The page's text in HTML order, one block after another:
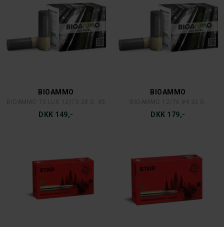
BIOAMMO
DKK 149,-
BIOAMMO
DKK 179,-